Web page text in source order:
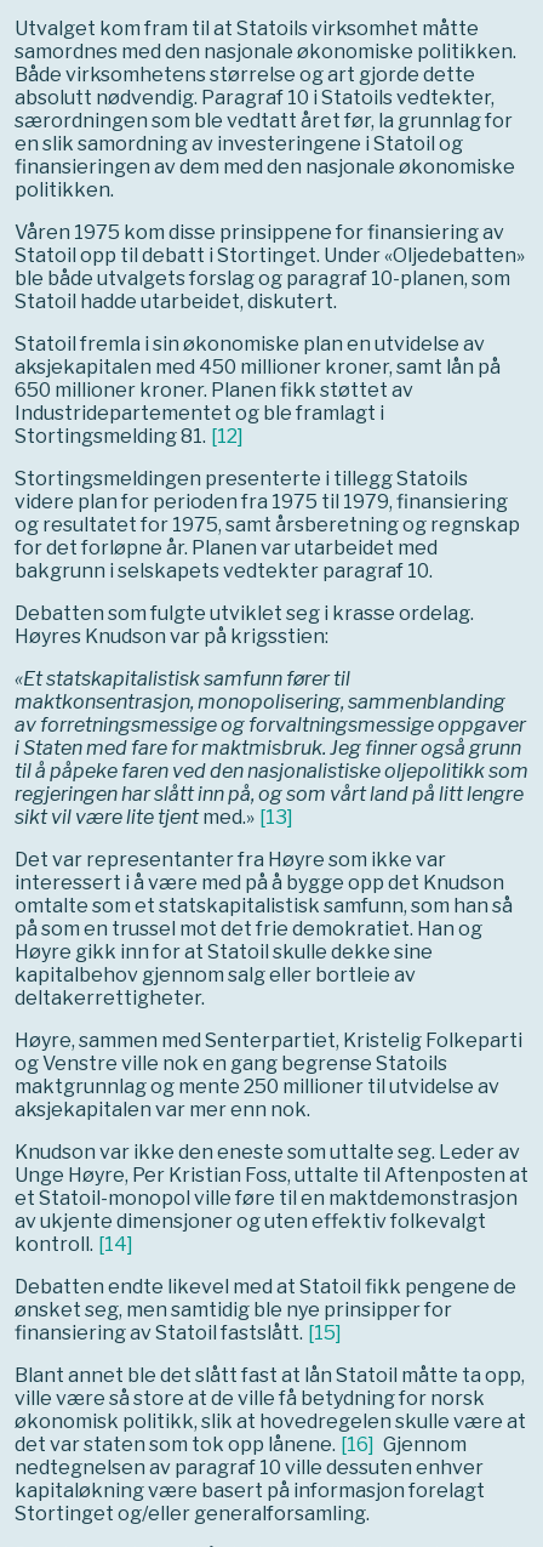
Utvalget kom fram til at Statoils virksomhet måtte
samordnes med den nasjonale økonomiske politikken.
Både virksomhetens størrelse og art gjorde dette
absolutt nødvendig. Paragraf 10 i Statoils vedtekter,
særordningen som ble vedtatt året før, la grunnlag for
en slik samordning av investeringene i Statoil og
finansieringen av dem med den nasjonale økonomiske
politikken.
Våren 1975 kom disse prinsippene for finansiering av
Statoil opp til debatt i Stortinget. Under «Oljedebatten»
ble både utvalgets forslag og paragraf 10-planen, som
Statoil hadde utarbeidet, diskutert.
Statoil fremla i sin økonomiske plan en utvidelse av
aksjekapitalen med 450 millioner kroner, samt lån på
650 millioner kroner. Planen fikk støttet av
Industridepartementet og ble framlagt i
Stortingsmelding 81. [12]
Stortingsmeldingen presenterte i tillegg Statoils
videre plan for perioden fra 1975 til 1979, finansiering
og resultatet for 1975, samt årsberetning og regnskap
for det forløpne år. Planen var utarbeidet med
bakgrunn i selskapets vedtekter paragraf 10.
Debatten som fulgte utviklet seg i krasse ordelag.
Høyres Knudson var på krigsstien:
«Et statskapitalistisk samfunn fører til
maktkonsentrasjon, monopolisering, sammenblanding
av forretningsmessige og forvaltningsmessige oppgaver
i Staten med fare for maktmisbruk. Jeg finner også grunn
til å påpeke faren ved den nasjonalistiske oljepolitikk som
regjeringen har slått inn på, og som vårt land på litt lengre
sikt vil være lite tjentmed.» [13]
Det var representanter fra Høyre som ikke var
interessert i å være med på å bygge opp det Knudson
omtalte som et statskapitalistisk samfunn, som han så
på som en trussel mot det frie demokratiet. Han og
Høyre gikk inn for at Statoil skulle dekke sine
kapitalbehov gjennom salg eller bortleie av
deltakerrettigheter.
Høyre, sammen med Senterpartiet, Kristelig Folkeparti
og Venstre ville nok en gang begrense Statoils
maktgrunnlag og mente 250 millioner til utvidelse av
aksjekapitalen var mer enn nok.
Knudson var ikke den eneste som uttalte seg. Leder av
Unge Høyre, Per Kristian Foss, uttalte til Aftenposten at
et Statoil-monopol ville føre til en maktdemonstrasjon
av ukjente dimensjoner og uten effektiv folkevalgt
kontroll. [14]
Debatten endte likevel med at Statoil fikk pengene de
ønsket seg, men samtidig ble nye prinsipper for
finansiering av Statoil fastslått. [15]
Blant annet ble det slått fast at lån Statoil måtte ta opp,
ville være så store at de ville få betydning for norsk
økonomisk politikk, slik at hovedregelen skulle være at
det var staten som tok opp lånene. [16] Gjennom
nedtegnelsen av paragraf 10 ville dessuten enhver
kapitaløkning være basert på informasjon forelagt
Stortinget og/eller generalforsamling.